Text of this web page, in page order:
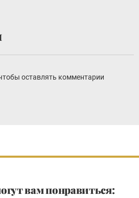
оставлять комментарии
вам понравиться: